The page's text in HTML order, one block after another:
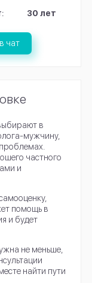
30 лет
чат
в
мужчину,
частного
и
помощь в
и будет
не меньше,
найти пути